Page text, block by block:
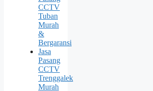
CCTV
Tuban
Murah
&
Bergaransi
Jasa
Pasang
CCTV
Trenggalek
Murah